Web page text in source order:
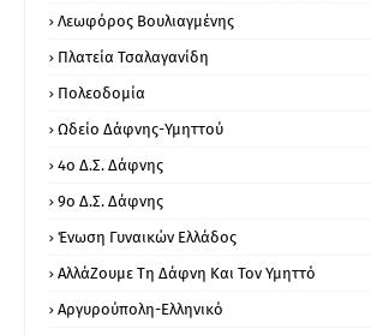
Λεωφόρος Βουλιαγμένης
Πλατεία Τσαλαγανίδη
Πολεοδομία
Ωδείο Δάφνης-Υμηττού
4ο Δ.Σ. Δάφνης
9ο Δ.Σ. Δάφνης
Ένωση Γυναικών Ελλάδος
ΑλλάΖουμε Τη Δάφνη Και Τον Υμηττό
Αργυρούπολη-Ελληνικό